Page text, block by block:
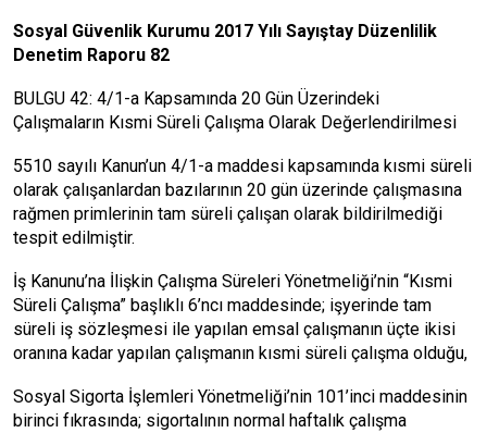
Sosyal Güvenlik Kurumu 2017 Yılı Sayıştay Düzenlilik
Denetim Raporu 82
BULGU 42: 4/1-a Kapsamında 20 Gün Üzerindeki
Çalışmaların Kısmi Süreli Çalışma Olarak Değerlendirilmesi
5510 sayılı Kanun’un 4/1-a maddesi kapsamında kısmi süreli
olarak çalışanlardan bazılarının 20 gün üzerinde çalışmasına
rağmen primlerinin tam süreli çalışan olarak bildirilmediği
tespit edilmiştir.
İş Kanunu’na İlişkin Çalışma Süreleri Yönetmeliği’nin “Kısmi
Süreli Çalışma” başlıklı 6’ncı maddesinde; işyerinde tam
süreli iş sözleşmesi ile yapılan emsal çalışmanın üçte ikisi
oranına kadar yapılan çalışmanın kısmi süreli çalışma olduğu,
Sosyal Sigorta İşlemleri Yönetmeliği’nin 101’inci maddesinin
birinci fıkrasında; sigortalının normal haftalık çalışma